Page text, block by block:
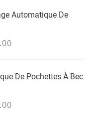
Automatique De
De Pochettes À Bec